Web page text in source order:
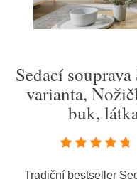
Sedací
varianta,
buk,
Tradiční bestseller